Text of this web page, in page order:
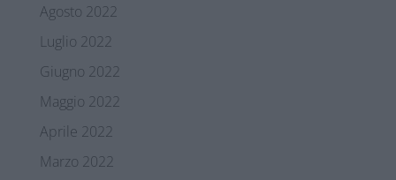
Agosto 2022
Luglio 2022
Giugno 2022
Maggio 2022
Aprile 2022
Marzo 2022